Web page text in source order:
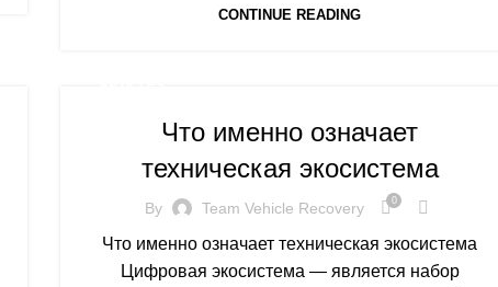
CONTINUE READING
Что именно означает
техническая экосистема
By Team Vehicle Recovery 0
Что именно означает техническая экосистема
Цифровая экосистема — является набор